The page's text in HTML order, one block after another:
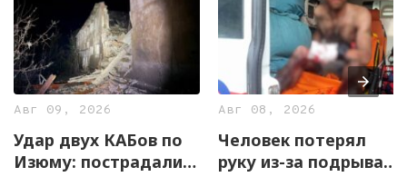
Авг 09, 2026
Удар двух КАБов по
Изюму: пострадали
Авг 08, 2026
Человек потерял
руку из-за подрыва